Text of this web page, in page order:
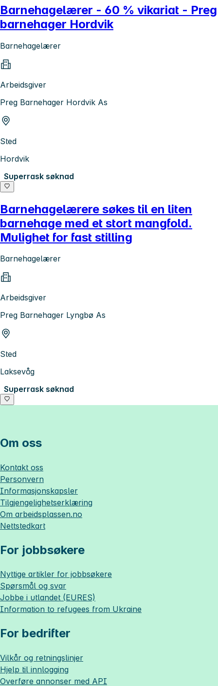
Barnehagelærer - 60 % vikariat - Preg
barnehager Hordvik
Barnehagelærer
Arbeidsgiver
Preg Barnehager Hordvik As
Sted
Hordvik
Superrask søknad
Barnehagelærere søkes til en liten
barnehage med et stort mangfold.
Mulighet for fast stilling
Barnehagelærer
Arbeidsgiver
Preg Barnehager Lyngbø As
Sted
Laksevåg
Superrask søknad
Om oss
Kontakt oss
Personvern
Informasjonskapsler
Tilgjengelighetserklæring
Om arbeidsplassen.no
Nettstedkart
For jobbsøkere
Nyttige artikler for jobbsøkere
Spørsmål og svar
Jobbe i utlandet (EURES)
Information to refugees from Ukraine
For bedrifter
Vilkår og retningslinjer
Hjelp til innlogging
Overføre annonser med API